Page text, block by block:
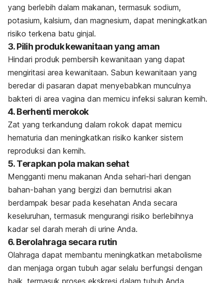
yang berlebih dalam makanan, termasuk sodium,
potasium, kalsium, dan magnesium, dapat meningkatkan
risiko terkena batu ginjal.
3. Pilih produk kewanitaan yang aman
Hindari produk pembersih kewanitaan yang dapat
mengiritasi area kewanitaan. Sabun kewanitaan yang
beredar di pasaran dapat menyebabkan munculnya
bakteri di area vagina dan memicu infeksi saluran kemih.
4. Berhenti merokok
Zat yang terkandung dalam rokok dapat memicu
hematuria dan meningkatkan risiko kanker sistem
reproduksi dan kemih.
5. Terapkan pola makan sehat
Mengganti menu makanan Anda sehari-hari dengan
bahan-bahan yang bergizi dan bernutrisi akan
berdampak besar pada kesehatan Anda secara
keseluruhan, termasuk mengurangi risiko berlebihnya
kadar sel darah merah di urine Anda.
6. Berolahraga secara rutin
Olahraga dapat membantu meningkatkan metabolisme
dan menjaga organ tubuh agar selalu berfungsi dengan
baik, termasuk proses ekskresi dalam tubuh Anda.